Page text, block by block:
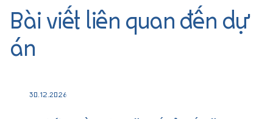
Bài viết liên quan đến dự
án
30.12.2026